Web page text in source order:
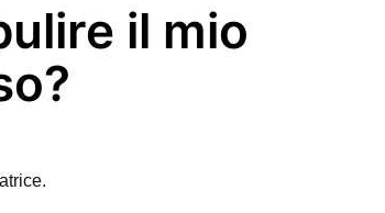
il mio